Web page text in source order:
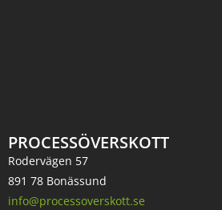
PROCESSÖVERSKOTT
Rodervägen 57
891 78 Bonässund
info@processoverskott.se